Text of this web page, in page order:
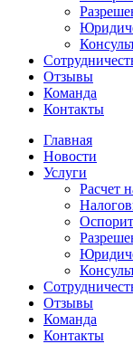
Отзывы
Команда
Контакты
Главная
Новости
Услуги
Расчет
Отзывы
Команда
Контакты